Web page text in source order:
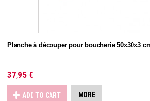
Planche à découper pour boucherie 50x30x3
37,95 €
ADD TO CART MORE